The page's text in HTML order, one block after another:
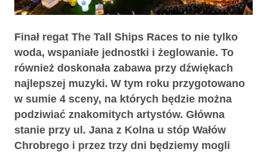
Finał regat The Tall Ships Races to nie tylko
woda, wspaniałe jednostki i żeglowanie. To
również doskonała zabawa przy dźwiękach
najlepszej muzyki. W tym roku przygotowano
w sumie 4 sceny, na których będzie można
podziwiać znakomitych artystów. Główna
stanie przy ul. Jana z Kolna u stóp Wałów
Chrobrego i przez trzy dni będziemy mogli